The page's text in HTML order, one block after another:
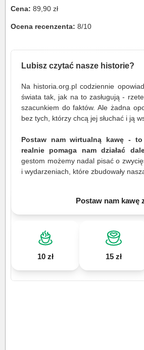
Cena: 89,90 zł
Ocena recenzenta: 8/10
Lubisz czytać nasze historie?
Na historia.org.pl codziennie
świata tak, jak na to zasługują -
szacunkiem do faktów. Ale żadna
bez tych, którzy chcą jej słuchać i ją
Postaw nam wirtualną kawę -
realnie pomaga nam działać
gestom możemy nadal pisać o
i wydarzeniach, które zbudowały
Postaw nam kawę
10 zł 15 zł